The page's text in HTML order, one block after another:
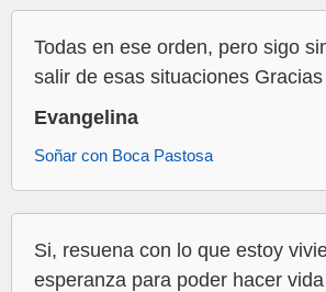
Todas en ese orden, pero sigo
salir de esas situaciones Gracias
Evangelina
Soñar con Boca Pastosa
Si, resuena con lo que estoy
esperanza para poder hacer vida